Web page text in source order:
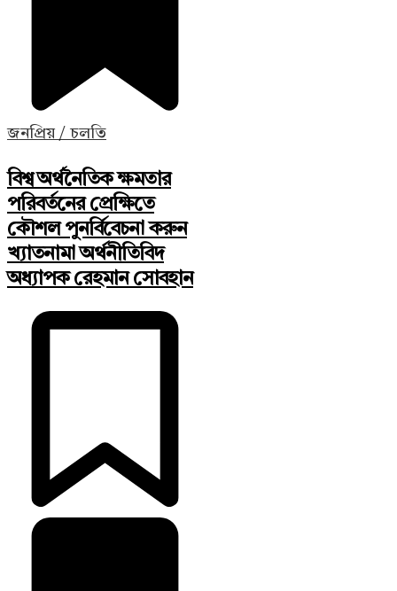
জনপ্রিয় / চলতি
বিশ্ব অর্থনৈতিক ক্ষমতার
পরিবর্তনের প্রেক্ষিতে
কৌশল পুনর্বিবেচনা করুন
খ্যাতনামা অর্থনীতিবিদ
অধ্যাপক রেহমান সোবহান